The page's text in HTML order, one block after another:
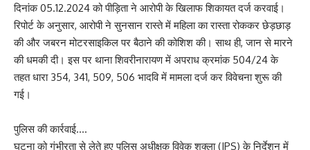
दिनांक 05.12.2024 को पीड़िता ने आरोपी के खिलाफ शिकायत दर्ज करवाई।
रिपोर्ट के अनुसार, आरोपी ने सुनसान रास्ते में महिला का रास्ता रोककर छेड़छाड़
की और जबरन मोटरसाइकिल पर बैठाने की कोशिश की। साथ ही, जान से मारने
की धमकी दी। इस पर थाना शिवरीनारायण में अपराध क्रमांक 504/24 के
तहत धारा 354, 341, 509, 506 भादवि में मामला दर्ज कर विवेचना शुरू की
गई।
पुलिस की कार्रवाई….
घटना को गंभीरता से लेते हुए पुलिस अधीक्षक विवेक शुक्ला (IPS) के निर्देशन में